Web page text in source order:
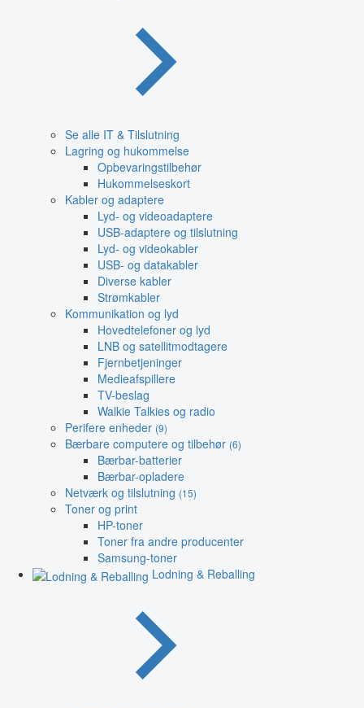
Se alle IT & Tilslutning
Lagring og hukommelse
Opbevaringstilbehør
Hukommelseskort
Kabler og adaptere
Lyd- og videoadaptere
USB-adaptere og tilslutning
Lyd- og videokabler
USB- og datakabler
Diverse kabler
Strømkabler
Kommunikation og lyd
Hovedtelefoner og lyd
LNB og satellitmodtagere
Fjernbetjeninger
Medieafspillere
TV-beslag
Walkie Talkies og radio
Perifere enheder (9)
Bærbare computere og tilbehør (6)
Bærbar-batterier
Bærbar-opladere
Netværk og tilslutning (15)
Toner og print
HP-toner
Toner fra andre producenter
Samsung-toner
Lodning & Reballing